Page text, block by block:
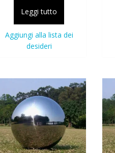
Leggi tutto
Aggiungi alla lista dei
desideri